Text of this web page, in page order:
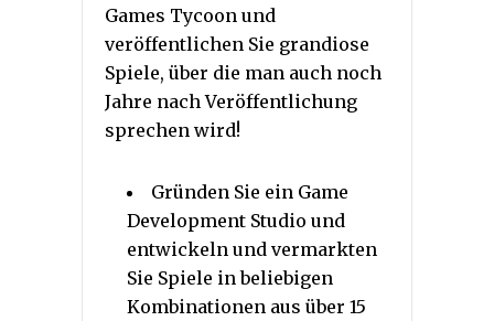
Games Tycoon und
veröffentlichen Sie grandiose
Spiele, über die man auch noch
Jahre nach Veröffentlichung
sprechen wird!
Gründen Sie ein Game
Development Studio und
entwickeln und vermarkten
Sie Spiele in beliebigen
Kombinationen aus über 15